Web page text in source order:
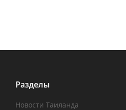
Разделы
Новости Таиланда